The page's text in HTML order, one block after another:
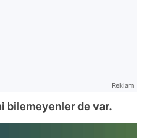
Reklam
bilemeyenler de var.